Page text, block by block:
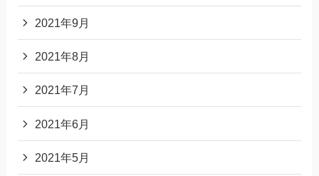
2021年9月
2021年8月
2021年7月
2021年6月
2021年5月